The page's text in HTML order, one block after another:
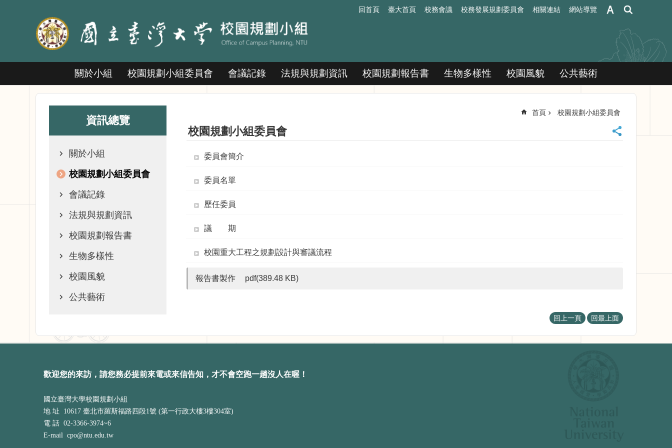
回首頁 臺大首頁 校務會議 校務發展規劃委員會 相關連結 網站導覽
關於小組 校園規劃小組委員會 會議記錄 法規與規劃資訊 校園規劃報告書 生物多樣性 校園風貌 公共藝術
資訊總覽
關於小組
校園規劃小組委員會
會議記錄
法規與規劃資訊
校園規劃報告書
生物多樣性
校園風貌
公共藝術
首頁 校園規劃小組委員會
校園規劃小組委員會
委員會簡介
委員名單
歷任委員
議 期
校園重大工程之規劃設計與審議流程
報告書製作 pdf(389.48 KB)
回上一頁 回最上面
歡迎您的來訪，請您務必提前來電或來信告知，才不會空跑一趟沒人在喔！
國立臺灣大學校園規劃小組
地 址 10617 臺北市羅斯福路四段1號 (第一行政大樓3樓304室)
電 話 02-3366-3974~6
E-mail cpo@ntu.edu.tw